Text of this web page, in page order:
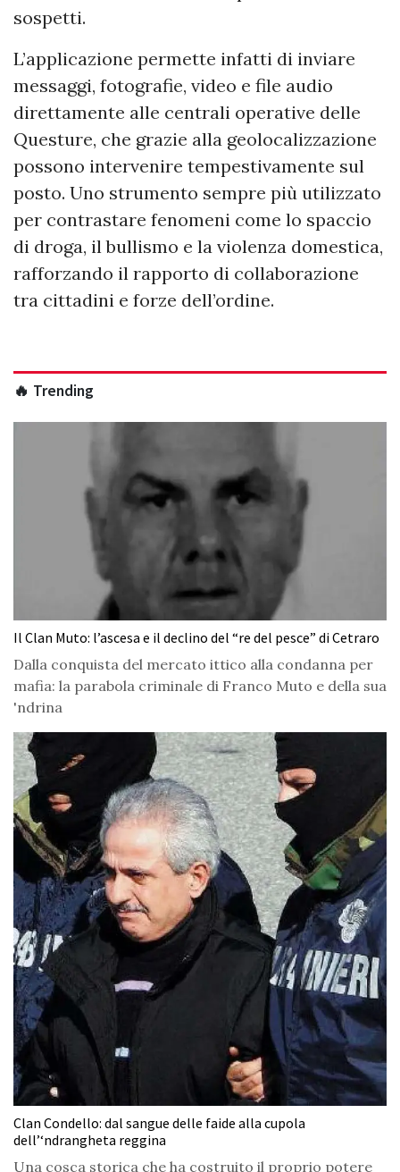
sospetti.
L’applicazione permette infatti di inviare
messaggi, fotografie, video e file audio
direttamente alle centrali operative delle
Questure, che grazie alla geolocalizzazione
possono intervenire tempestivamente sul
posto. Uno strumento sempre più utilizzato
per contrastare fenomeni come lo spaccio
di droga, il bullismo e la violenza domestica,
rafforzando il rapporto di collaborazione
tra cittadini e forze dell’ordine.
🔥 Trending
Il Clan Muto: l’ascesa e il declino del “re del pesce” di Cetraro
Dalla conquista del mercato ittico alla condanna per
mafia: la parabola criminale di Franco Muto e della sua
'ndrina
Clan Condello: dal sangue delle faide alla cupola
dell’‘ndrangheta reggina
Una cosca storica che ha costruito il proprio potere